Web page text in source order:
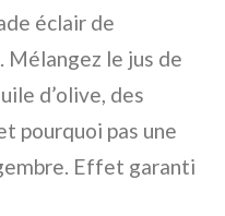
éclair de
Mélangez le jus de
d’olive, des
pourquoi pas une
Effet garanti